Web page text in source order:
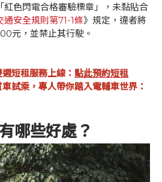
紅色閃電合格審驗標章」，未黏貼合
通安全規則第71-1條》規定，違者將
元，並禁止其行駛。
短租服務上線： 點此預約短租
試乘，專人帶你踏入電輔車世界：
哪些好處？